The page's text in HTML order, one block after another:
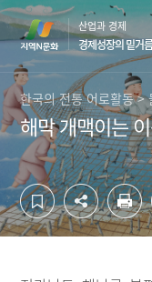
컨
텐
역
바
로
가
기
하
단
바
로
가
기
산업과 경제
경제성장의 밑거
한국의 전통 어로활동 >
해막 개맥이는